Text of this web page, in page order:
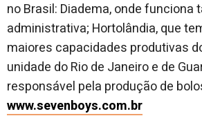
no Brasil: Diadema, onde funciona
administrativa; Hortolândia, que
maiores capacidades produtivas
unidade do Rio de Janeiro e de
responsável pela produção de
www.sevenboys.com.br